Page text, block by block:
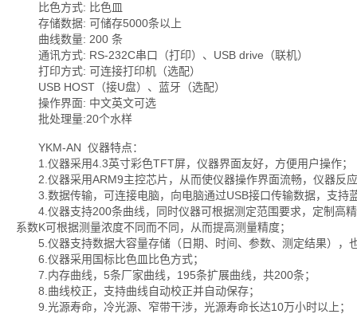
比色方式: 比色皿
存储数据: 可储存5000条以上
曲线数量: 200 条
通讯方式: RS-232C串口（打印）、USB drive（联机）
打印方式: 可连接打印机（选配）
USB HOST（接U盘）、蓝牙（选配）
操作界面: 中文英文可选
批处理量:20个水样
YKM-AN 仪器特点：
1.仪器采用4.3英寸彩色TFT屏，仪器界面友好，方便用户操作；
2.仪器采用ARM9主控芯片，从而使仪器操作界面流畅，仪器反
3.数据传输，可连接电脑，向电脑通过USB接口传输数据，支持
4.仪器支持200条曲线，同时仪器可根据测定范围要求，定制高
系数K可根据测量浓度不同而不同，从而提高测量精度；
5.仪器支持数据大容量存储（日期、时间、参数、测定结果），
6.仪器采用国标比色皿比色方式；
7.内存曲线，5条厂家曲线，195条扩展曲线，共200条；
8.曲线校正，支持曲线自动校正并自动保存；
9.光源寿命，冷光源、窄带干涉，光源寿命长达10万小时以上；